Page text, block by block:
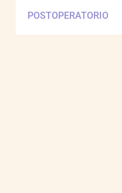
POSTOPERATORIO